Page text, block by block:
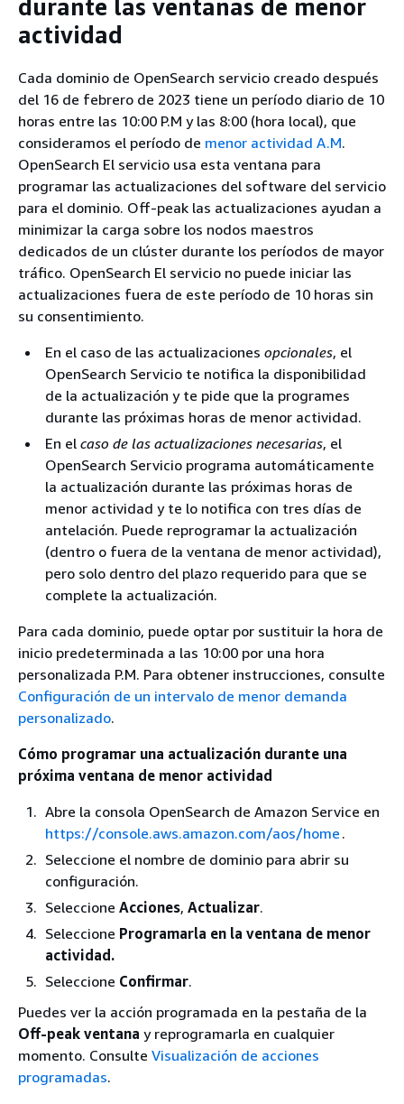
durante las ventanas de menor
actividad
Cada dominio de OpenSearch servicio creado después
del 16 de febrero de 2023 tiene un período diario de 10
horas entre las 10:00 P.M y las 8:00 (hora local), que
consideramos el período de menor actividad A.M.
OpenSearch El servicio usa esta ventana para
programar las actualizaciones del software del servicio
para el dominio. Off-peak las actualizaciones ayudan a
minimizar la carga sobre los nodos maestros
dedicados de un clúster durante los períodos de mayor
tráfico. OpenSearch El servicio no puede iniciar las
actualizaciones fuera de este período de 10 horas sin
su consentimiento.
En el caso de las actualizaciones opcionales, el
OpenSearch Servicio te notifica la disponibilidad
de la actualización y te pide que la programes
durante las próximas horas de menor actividad.
En el caso de las actualizaciones necesarias, el
OpenSearch Servicio programa automáticamente
la actualización durante las próximas horas de
menor actividad y te lo notifica con tres días de
antelación. Puede reprogramar la actualización
(dentro o fuera de la ventana de menor actividad),
pero solo dentro del plazo requerido para que se
complete la actualización.
Para cada dominio, puede optar por sustituir la hora de
inicio predeterminada a las 10:00 por una hora
personalizada P.M. Para obtener instrucciones, consulte
Configuración de un intervalo de menor demanda
personalizado.
Cómo programar una actualización durante una
próxima ventana de menor actividad
Abre la consola OpenSearch de Amazon Service en
https://console.aws.amazon.com/aos/home .
Seleccione el nombre de dominio para abrir su
configuración.
Seleccione Acciones, Actualizar.
Seleccione Programarla en la ventana de menor
actividad.
Seleccione Confirmar.
Puedes ver la acción programada en la pestaña de la
Off-peak ventana y reprogramarla en cualquier
momento. Consulte Visualización de acciones
programadas.